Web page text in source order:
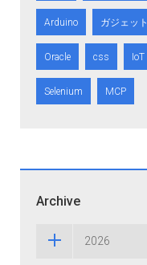
Arduino ガジェット
Oracle css IoT
Selenium MCP
Archive
2026